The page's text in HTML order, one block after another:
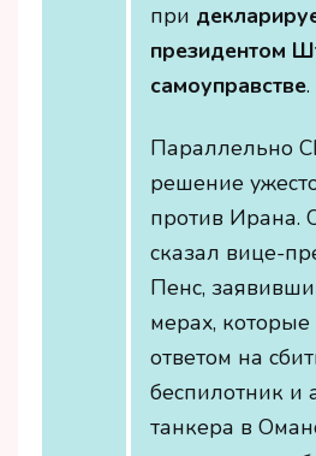
при
президентом
самоуправстве.
Параллельно
решение
против Ирана.
сказал вице-
Пенс,
мерах, которые
ответом на
беспилотник и
танкера в